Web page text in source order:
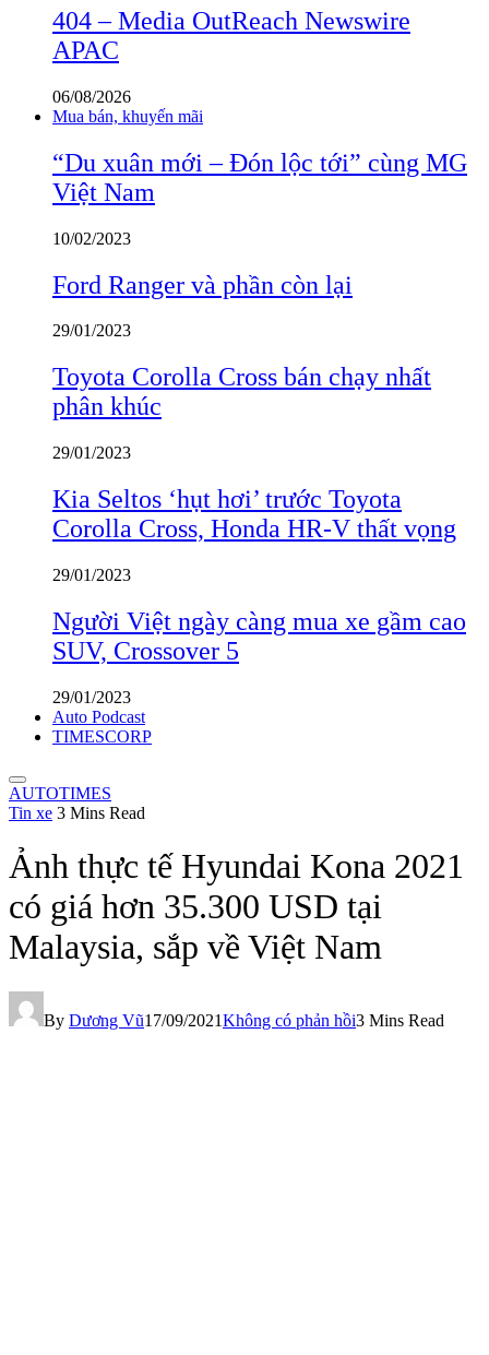
404 – Media OutReach Newswire
APAC
06/08/2026
Mua bán, khuyến mãi
“Du xuân mới – Đón lộc tới” cùng MG
Việt Nam
10/02/2023
Ford Ranger và phần còn lại
29/01/2023
Toyota Corolla Cross bán chạy nhất
phân khúc
29/01/2023
Kia Seltos ‘hụt hơi’ trước Toyota
Corolla Cross, Honda HR-V thất vọng
29/01/2023
Người Việt ngày càng mua xe gầm cao
SUV, Crossover 5
29/01/2023
Auto Podcast
TIMESCORP
AUTOTIMES
Tin xe 3 Mins Read
Ảnh thực tế Hyundai Kona 2021
có giá hơn 35.300 USD tại
Malaysia, sắp về Việt Nam
By Dương Vũ17/09/2021Không có phản hồi3 Mins Read